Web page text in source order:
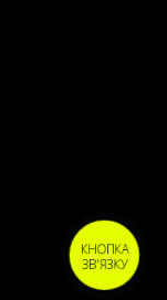
КНОПКА
ЗВ'ЯЗКУ